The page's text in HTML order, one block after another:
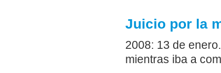
Juicio por la
2008: 13 de
mientras iba a